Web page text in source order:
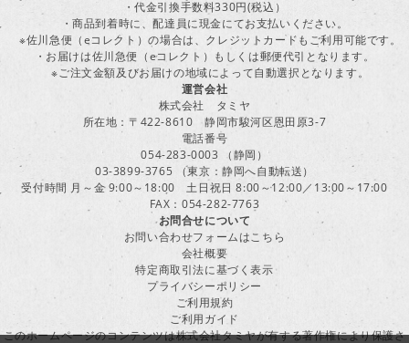
・代金引換手数料330円(税込）
・商品到着時に、配達員に現金にてお支払いください。
※佐川急便（eコレクト）の場合は、クレジットカードもご利用可能です。
・お届けは佐川急便（eコレクト）もしくは郵便代引となります。
※ご注文金額及びお届けの地域によって自動選択となります。
運営会社
株式会社 タミヤ
所在地：〒422-8610 静岡市駿河区恩田原3-7
電話番号
054-283-0003 （静岡）
03-3899-3765 （東京：静岡へ自動転送）
受付時間 月～金 9:00～18:00 土日祝日 8:00～12:00／13:00～17:00
FAX：054-282-7763
お問合せについて
お問い合わせフォームはこちら
会社概要
特定商取引法に基づく表示
プライバシーポリシー
ご利用規約
ご利用ガイド
このホームページのコンテンツは株式会社タミヤが有する著作権により保護さ